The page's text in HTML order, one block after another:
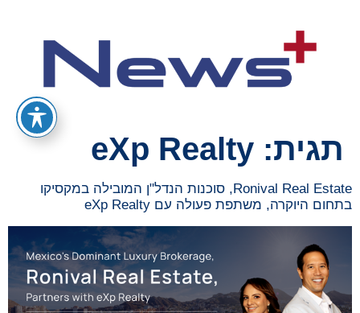
תגית: eXp Realty
Ronival Real Estate, סוכנות הנדל"ן המובילה במקסיקו
בתחום היוקרה, משתפת פעולה עם eXp Realty